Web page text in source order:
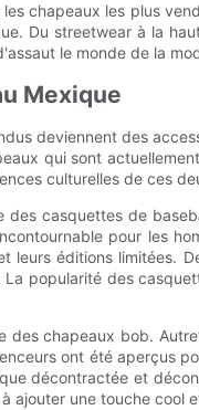
chapeaux les plus
Du streetwear à la
le monde de la
Mexique
deviennent des
qui sont
culturelles de ces
casquettes de
pour les
éditions limitées.
popularité des
chapeaux bob.
ont été aperçus
décontractée et
ajouter une touche cool